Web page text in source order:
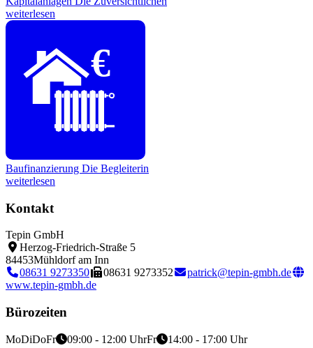
weiterlesen
€
Baufinanzierung Die Begleiterin
weiterlesen
Kontakt
Tepin GmbH
Herzog-Friedrich-Straße 5
84453Mühldorf am Inn
08631 9273350
08631 9273352
patrick@tepin-gmbh.de
www.tepin-gmbh.de
Bürozeiten
MoDiDoFr 09:00 - 12:00 UhrFr 14:00 - 17:00 Uhr